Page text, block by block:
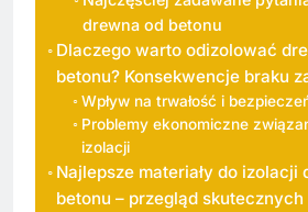
drewna od betonu
Dlaczego warto odizolować
betonu? Konsekwencje braku
Wpływ na trwałość i
Problemy ekonomiczne
izolacji
Najlepsze materiały do izolacji
betonu – przegląd